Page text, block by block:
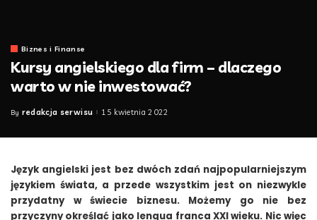
Biznes i Finanse
Kursy angielskiego dla firm – dlaczego
warto w nie inwestować?
Posted
By redakcja serwisu 15 kwietnia 2022
Język angielski jest bez dwóch zdań najpopularniejszym
językiem świata, a przede wszystkim jest on niezwykle
przydatny w świecie biznesu. Możemy go nie bez
przyczyny określać jako lengua franca XXI wieku. Nic więc